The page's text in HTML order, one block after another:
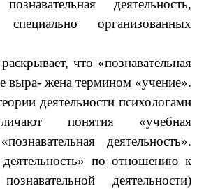
деятельность,
организованных
что «познавательная
выра- жена термином «учение».
деятельности психологами
понятия «учебная
деятельность».
по отношению к
деятельности)